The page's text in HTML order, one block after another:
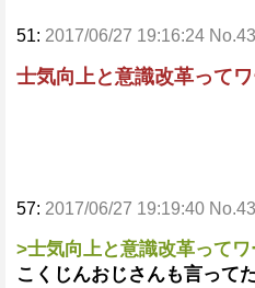
51: 2017/06/27 19:16:24
士気向上と意識改革って
57: 2017/06/27 19:19:40
>士気向上と意識改革って
こくじんおじさんも言って